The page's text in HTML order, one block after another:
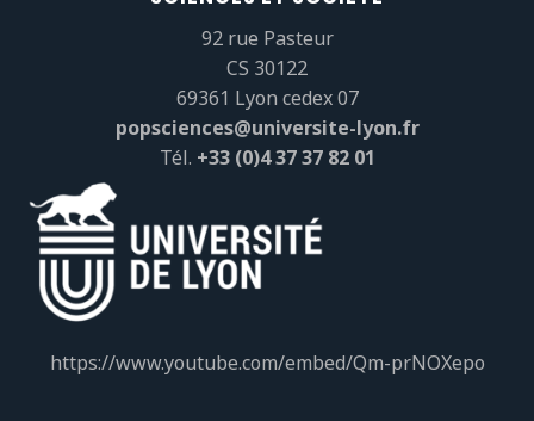
92 rue Pasteur
CS 30122
69361 Lyon cedex 07
popsciences@universite-lyon.fr
Tél. +33 (0)4 37 37 82 01
https://www.youtube.com/embed/Qm-prNOXepo